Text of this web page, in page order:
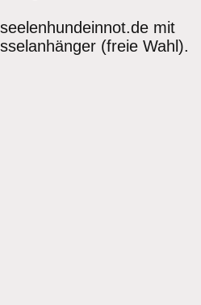
mit
(freie Wahl).